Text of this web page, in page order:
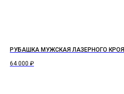
РУБАШКА МУЖСКАЯ ЛАЗЕРНОГО КРОЯ
64 000 ₽